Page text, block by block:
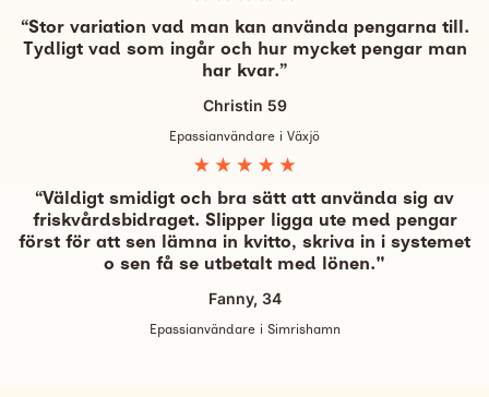
“Stor variation vad man kan använda pengarna till.
Tydligt vad som ingår och hur mycket pengar man
har kvar.”
Christin 59
Epassianvändare i Växjö
“Väldigt smidigt och bra sätt att använda sig av
friskvårdsbidraget. Slipper ligga ute med pengar
först för att sen lämna in kvitto, skriva in i systemet
o sen få se utbetalt med lönen."
Fanny, 34
Epassianvändare i Simrishamn